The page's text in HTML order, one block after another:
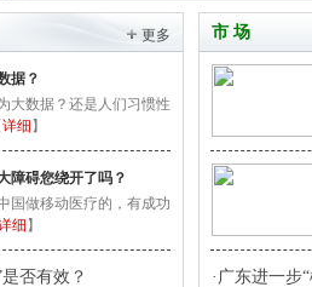
更多
据？
大数据？还是人们习惯性
详细 】
障碍您绕开了吗？
国做移动医疗的，有成功
细 】
否有效？
市 场
·广东进一步